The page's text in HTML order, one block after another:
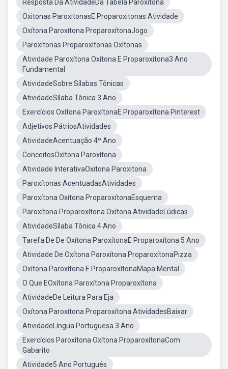
Resposta Da AtividadeDa Tabela Paroxitona
Oxitonas ParoxitonasE Proparoxitonas Atividade
Oxítona Paroxítona ProparoxítonaJogo
Paroxítonas Proparoxítonas Oxítonas
Atividade Paroxítona Oxítona E Proparoxitona3 Ano
Fundamental
AtividadeSobre Sílabas Tônicas
AtividadeSílaba Tônica 3 Ano
Exercícios Oxítona ParoxítonaE Proparoxítona Pinterest
Adjetivos PátriosAtividades
AtividadeAcentuação 4º Ano
ConceitosOxítona Paroxítona
Atividade InterativaOxitona Paroxitona
Paroxítonas AcentuadasAtividades
Paroxítona Oxítona ProparoxítonaEsquema
Paroxítona Proparoxítona Oxítona AtividadeLúdicas
AtividadeSílaba Tônica 4 Ano
Tarefa De De Oxítona ParoxítonaE Proparoxítona 5 Ano
Atividade De Oxítona Paroxítona ProparoxítonaPizza
Oxítona Paroxítona E ProparoxítonaMapa Mental
O Que EOxítona Paroxítona Proparoxítona
AtividadeDe Leitura Para Eja
Oxítona Paroxítona Proparoxítona AtividadesBaixar
AtividadeLíngua Portuguesa 3 Ano
Exercícios Paroxítona Oxítona ProparoxítonaCom
Gabarito
Atividade5 Ano Português